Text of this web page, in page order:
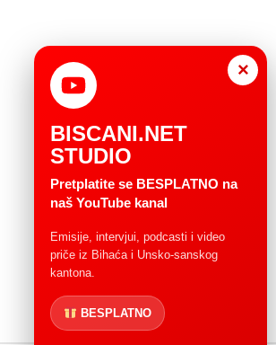
×
BISCANI.NET
STUDIO
Pretplatite se BESPLATNO na
naš YouTube kanal
Emisije, intervjui, podcasti i video
priče iz Bihaća i Unsko-sanskog
kantona.
BESPLATNO